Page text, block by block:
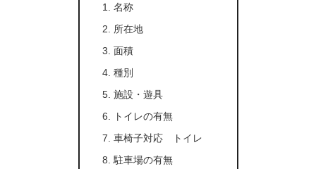
名称
所在地
面積
種別
施設・遊具
トイレの有無
車椅子対応 トイレ
駐車場の有無